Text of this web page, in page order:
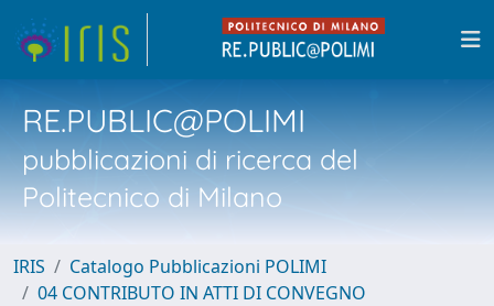
RE.PUBLIC@POLIMI
pubblicazioni di ricerca del
Politecnico di Milano
IRIS
Catalogo Pubblicazioni POLIMI
04 CONTRIBUTO IN ATTI DI CONVEGNO